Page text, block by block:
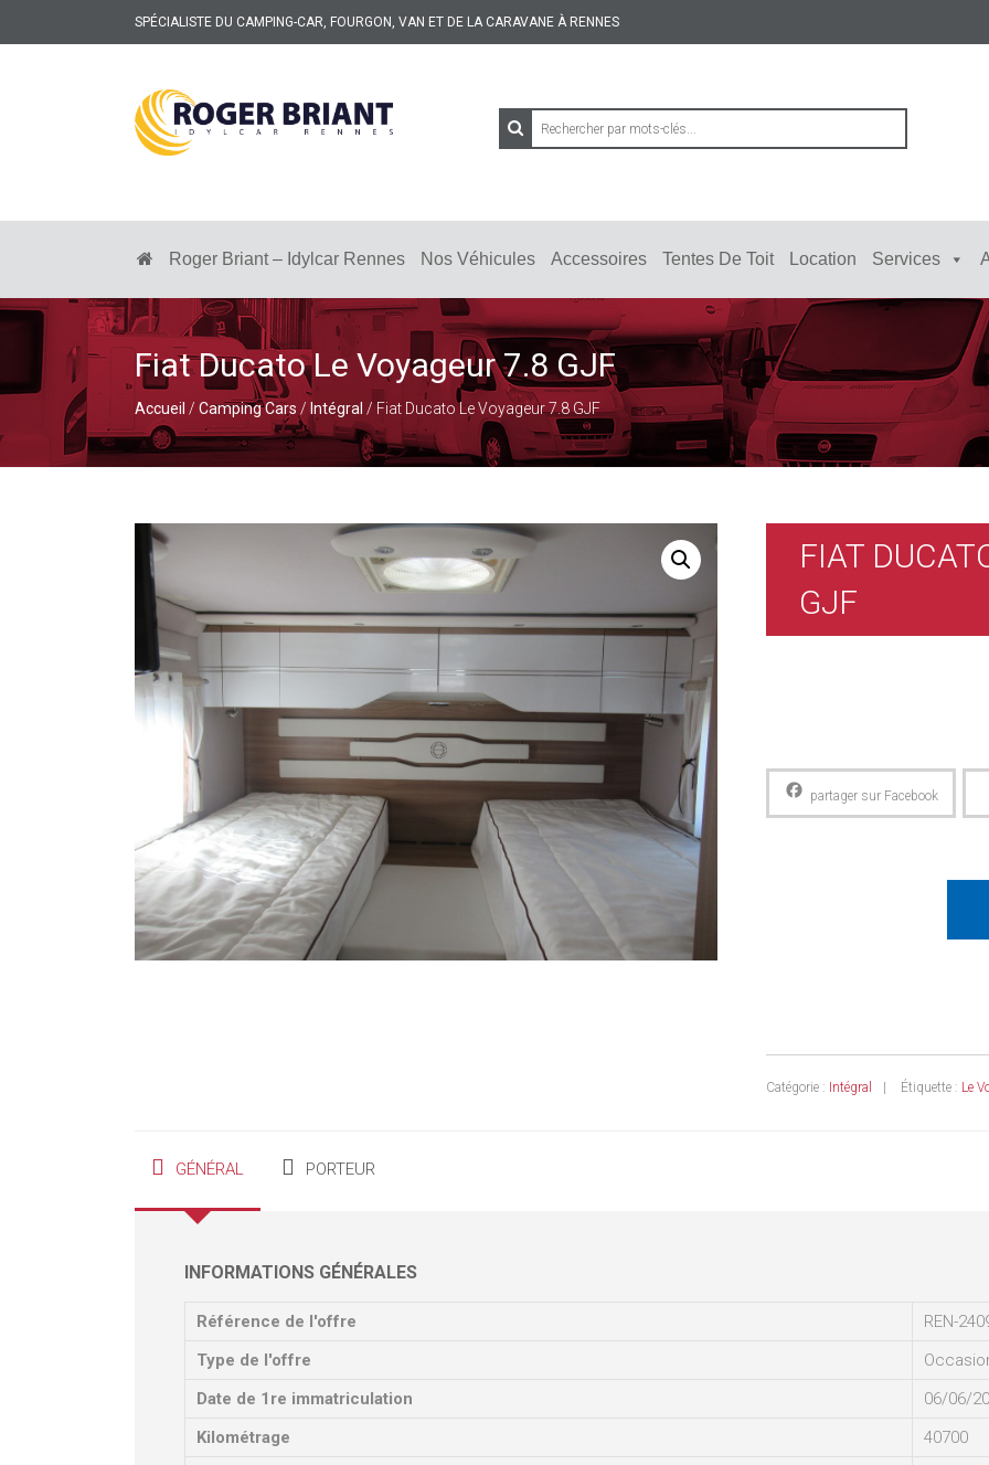
SPÉCIALISTE DU CAMPING-CAR, FOURGON, VAN ET DE LA CARAVANE À RENNES
ROGER
BRIANT
DU
CAR
DE
LA
CARAVANE
À
RENNES
Roger Briant – Idylcar Rennes Nos Véhicules Accessoires Tentes De Toit Location Services
Fiat Ducato Le Voyageur 7.8 GJF
Accueil / Camping Cars / Intégral / Fiat Ducato Le Voyageur 7.8 GJF
FIAT
GJF
Facebook
Catégorie : Intégral Étiquette : Le
GÉNÉRAL PORTEUR
INFORMATIONS GÉNÉRALES
Référence de l'offre
REN-
Type de l'offre
Date de 1re immatriculation
06/06/
Kilométrage
40700